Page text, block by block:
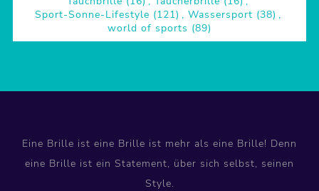
Sport-Sonne-Lifestyle (121) , Wassersport (38) ,
world of sports (89)
Eine Brille ist eine Brille ist mehr als eine Brille! Denn
eine Brille ist ein Statement, über sich selbst, seinen
Style.